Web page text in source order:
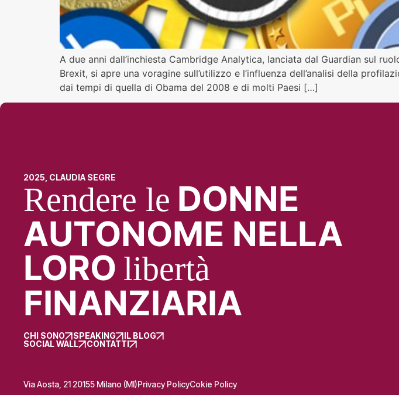
A due anni dall’inchiesta Cambridge Analytica, lanciata dal Guardian sul
Brexit, si apre una voragine sull’utilizzo e l’influenza dell’analisi della
dai tempi di quella di Obama del 2008 e di molti Paesi […]
2025, CLAUDIA SEGRE
Rendere le DONNE
AUTONOME NELLA
LORO libertà
FINANZIARIA
CHI SONO SPEAKING
IL BLOG
SOCIAL WALL
CONTATTI
Via Aosta, 21 20155 Milano (MI)Privacy PolicyCokie Policy